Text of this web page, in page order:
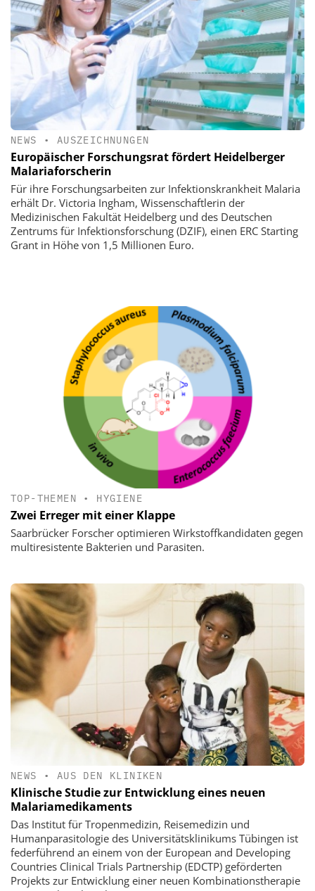
NEWS • AUSZEICHNUNGEN
Europäischer Forschungsrat fördert Heidelberger
Malariaforscherin
Für ihre Forschungsarbeiten zur Infektionskrankheit Malaria
erhält Dr. Victoria Ingham, Wissenschaftlerin der
Medizinischen Fakultät Heidelberg und des Deutschen
Zentrums für Infektionsforschung (DZIF), einen ERC Starting
Grant in Höhe von 1,5 Millionen Euro.
TOP-THEMEN • HYGIENE
Zwei Erreger mit einer Klappe
Saarbrücker Forscher optimieren Wirkstoffkandidaten gegen
multiresistente Bakterien und Parasiten.
NEWS • AUS DEN KLINIKEN
Klinische Studie zur Entwicklung eines neuen
Malariamedikaments
Das Institut für Tropenmedizin, Reisemedizin und
Humanparasitologie des Universitätsklinikums Tübingen ist
federführend an einem von der European and Developing
Countries Clinical Trials Partnership (EDCTP) geförderten
Projekts zur Entwicklung einer neuen Kombinationstherapie